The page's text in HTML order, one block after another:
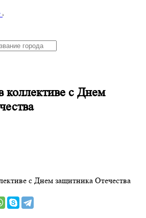
коллективе с Днем
с Днем защитника Отечества